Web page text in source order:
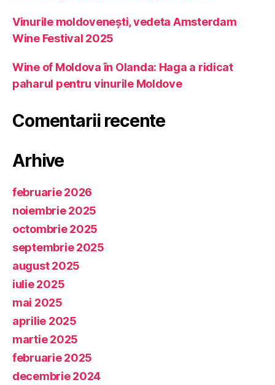
Vinurile moldovenești, vedeta Amsterdam
Wine Festival 2025
Wine of Moldova în Olanda: Haga a ridicat
paharul pentru vinurile Moldove
Comentarii recente
Arhive
februarie 2026
noiembrie 2025
octombrie 2025
septembrie 2025
august 2025
iulie 2025
mai 2025
aprilie 2025
martie 2025
februarie 2025
decembrie 2024